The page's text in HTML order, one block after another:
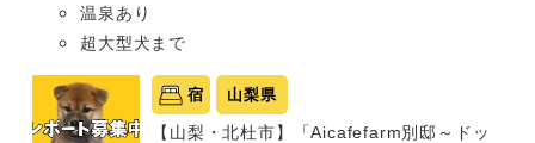
温泉あり
超大型犬まで
宿 山梨県
【山梨・北杜市】「Aicafefarm別邸～ドッ